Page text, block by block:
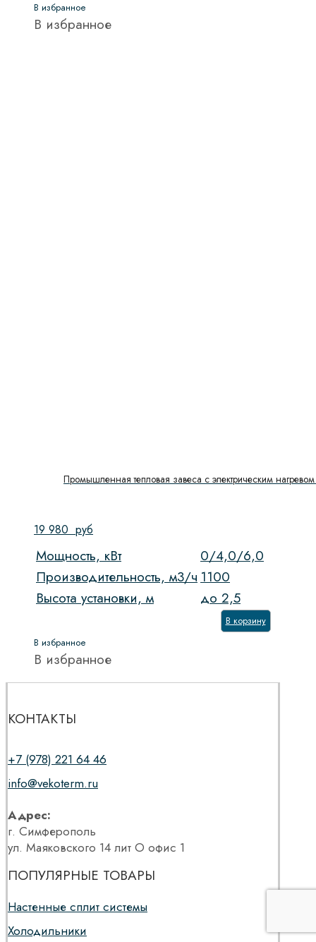
В избранное
В избранное
Промышленная тепловая завеса с электрическим
19 980 руб
Мощность, кВт
0/4,0/6,0
Производительность, м3/ч 1100
Высота установки, м
до 2,5
В корзину
В избранное
В избранное
КОНТАКТЫ
+7 (978) 221 64 46
info@vekoterm.ru
Адрес:
г. Симферополь
ул. Маяковского 14 лит О офис 1
ПОПУЛЯРНЫЕ ТОВАРЫ
Настенные сплит системы
Холодильники